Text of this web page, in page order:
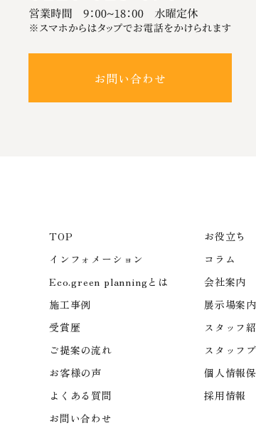
お問い合わせ
TOP
インフォメーション
Eco.green planningとは
施工事例
受賞歴
ご提案の流れ
お客様の声
よくある質問
お問い合わせ
お役立ち
コラム
会社案内
展示場案内
スタッフ
スタッフ
個人情報
採用情報